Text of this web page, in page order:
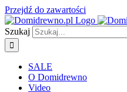
Przejdź do zawartości
Szukaj
SALE
O Domidrewno
Video